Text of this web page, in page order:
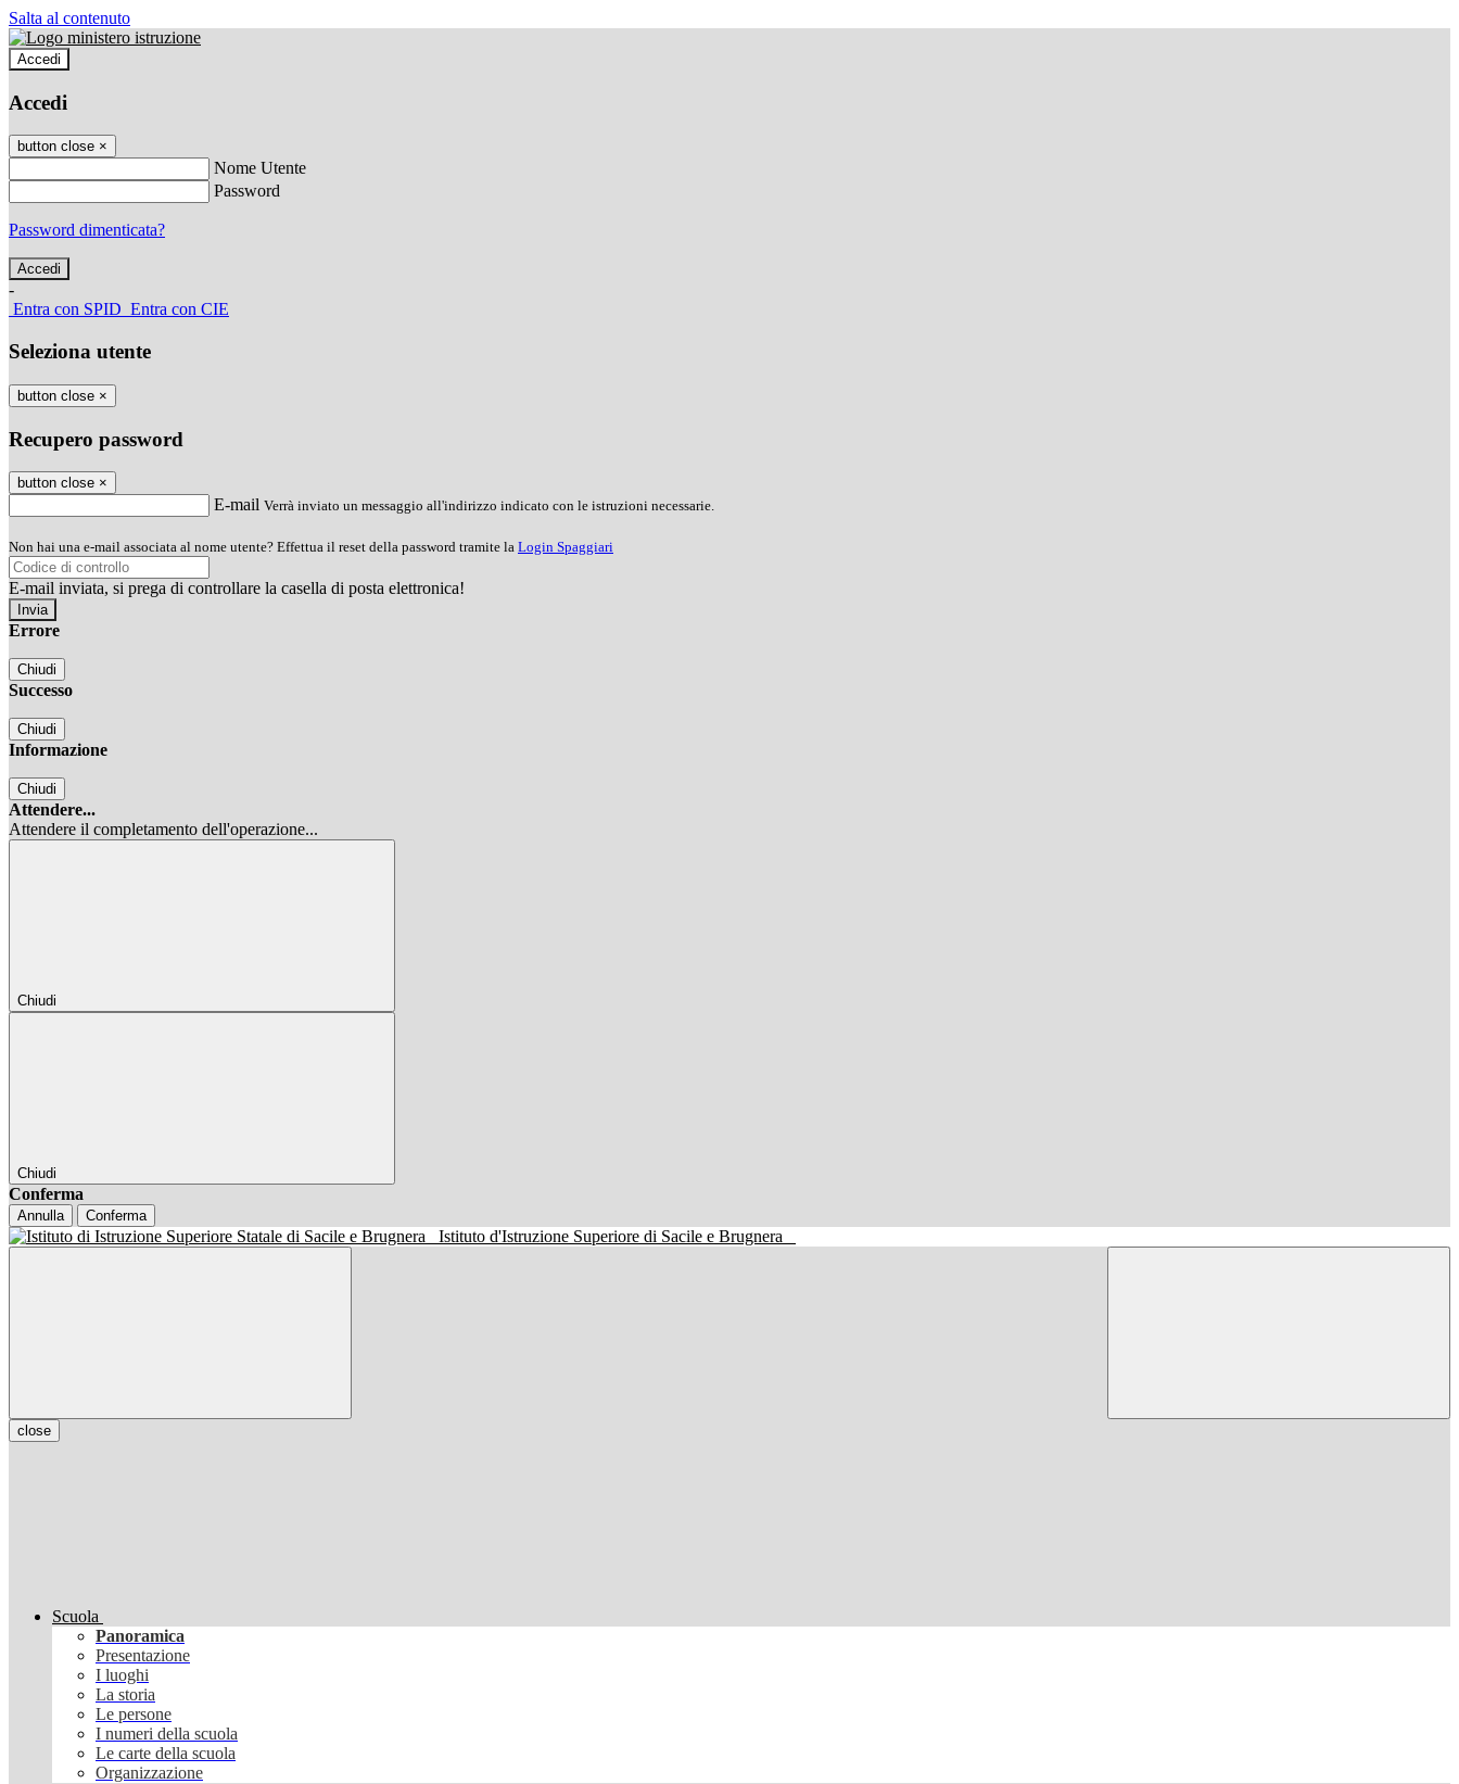
Salta al contenuto
Accedi
Accedi
button close ×
Nome Utente
Password
Password dimenticata?
-
Entra con SPID Entra con CIE
Seleziona utente
button close ×
Recupero password
button close ×
E-mail Verrà inviato un messaggio all'indirizzo indicato con le istruzioni necessarie.
Non hai una e-mail associata al nome utente? Effettua il reset della password tramite la Login Spaggiari
E-mail inviata, si prega di controllare la casella di posta elettronica!
Errore
Chiudi
Successo
Chiudi
Informazione
Chiudi
Attendere...
Attendere il completamento dell'operazione...
Chiudi
Chiudi
Conferma
Annulla Conferma
Istituto d'Istruzione Superiore di Sacile e Brugnera
close
Scuola
Panoramica
Presentazione
I luoghi
La storia
Le persone
I numeri della scuola
Le carte della scuola
Organizzazione